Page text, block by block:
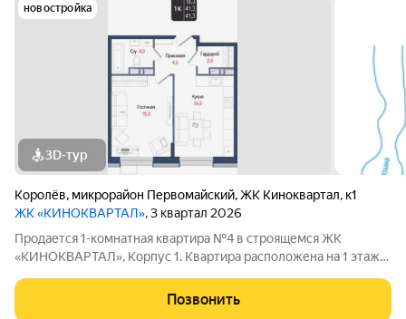
новостройка
3D-тур
Королёв, микрорайон Первомайский,ЖК Киноквартал, к1
ЖК «КИНОКВАРТАЛ», 3 квартал 2026
Продается 1-комнатная квартира №4 в строящемся ЖК
«КИНОКВАРТАЛ», Корпус 1. Квартира расположена на 1 этаже,
районе города, на берегу реки Клязьмы. Невысокая этажность,
секции от 4 до 8 этажей,
Позвонить